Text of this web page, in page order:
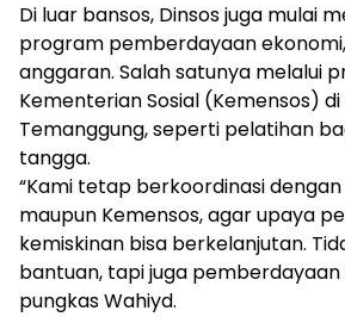
Di luar bansos, Dinsos juga mulai
program pemberdayaan
anggaran. Salah satunya melalui
Kementerian Sosial (Kemensos)
Temanggung, seperti pelatihan
tangga.
“Kami tetap berkoordinasi dengan
maupun Kemensos, agar upaya
kemiskinan bisa berkelanjutan.
bantuan, tapi juga pemberdayaan
pungkas Wahiyd.